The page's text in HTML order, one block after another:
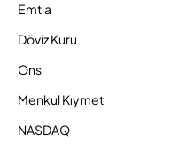
Emtia
Döviz Kuru
Ons
Menkul Kıymet
NASDAQ